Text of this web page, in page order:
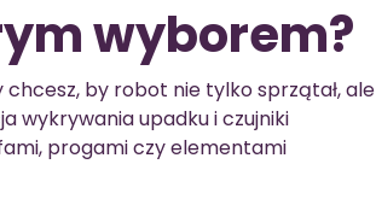
wyborem?
by robot nie tylko sprzątał, ale
wykrywania upadku i czujniki
progami czy elementami